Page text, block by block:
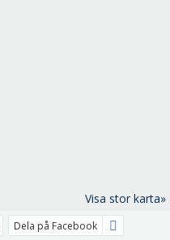
Visa stor karta»
Dela på Facebook